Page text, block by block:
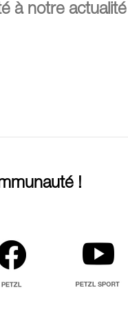
à notre actualité
!